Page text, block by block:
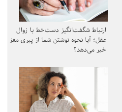
ارتباط شگفت‌انگیز دست‌خط با زوال
عقل؛ آیا نحوه نوشتن شما از پیری مغز
خبر می‌دهد؟